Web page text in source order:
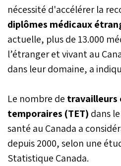
nécessité d'accélérer la
diplômes médicaux
actuelle, plus de 13.000
l’étranger et vivant au
dans leur domaine, a
Le nombre de travailleurs
temporaires (TET) dans
santé au Canada a
depuis 2000, selon une
Statistique Canada.